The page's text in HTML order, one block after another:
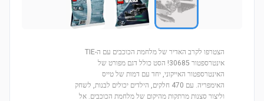
הצטרפו לקרב האדיר של מלחמת הכוכבים עם ה-TIE
אינטרספטור 30685! הסט כולל דגם מפורט של
האינטרספטור האייקוני, יחד עם דמות של טייס
האימפריה. עם 470 חלקים, הילדים יכולים לבנות, לשחק
וליצור סצנות מרתקות מהיקום של מלחמת הכוכבים. אל